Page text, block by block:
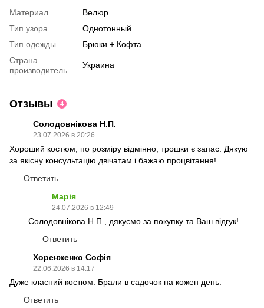
Материал
Велюр
Тип узора
Однотонный
Тип одежды
Брюки + Кофта
Страна
производитель
Украина
Отзывы 4
Солодовнікова Н.П.
23.07.2026 в 20:26
Хороший костюм, по розміру відмінно, трошки є запас. Дякую
за якісну консультацію двічатам і бажаю процвітання!
Ответить
Марія
24.07.2026 в 12:49
Солодовнікова Н.П., дякуємо за покупку та Ваш відгук!
Ответить
Хоренженко Софія
22.06.2026 в 14:17
Дуже класний костюм. Брали в садочок на кожен день.
Ответить